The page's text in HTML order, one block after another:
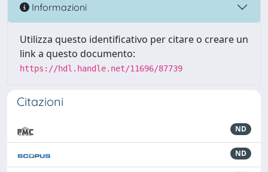
Informazioni
Utilizza questo identificativo per citare o creare un
link a questo documento:
https://hdl.handle.net/11696/87739
Citazioni
ND
ND